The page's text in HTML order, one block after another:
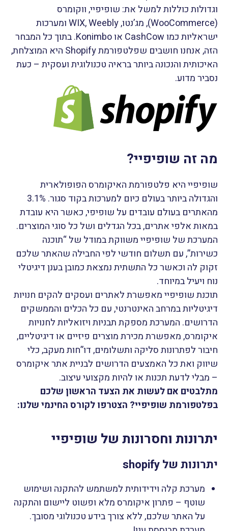
וגדולות כוללות למשל את: שופיפיי, ווקומרס
(WooCommerce), מג’נטו, WIX, Weebly ומערכות
ישראליות כמו CashCow או Konimbo. בתוך כל המבחר
הזה, אנחנו חושבים שפלטפורמת Shopify היא המוצלחת,
האיכותית והנכונה ביותר בראיה טכנולוגית ועסקית – כעת
נסביר מדוע.
מה זה שופיפיי?
שופיפיי היא פלטפורמת האיקומרס הפופולארית
והגדולה ביותר בעולם כיום למערכות בקוד סגור. 3.1%
מהאתרים בעולם עובדים על שופיפי, כאשר היא עובדת
במאות אלפי אתרים, בכל הגדלים ושל כל סוגי המוצרים.
המערכת של שופיפיי משווקת במודל של “תוכנה
כשירות”, עם תשלום חודשי לפי החבילה שהאתר שלכם
זקוק לה וכאשר כל התשתית נמצאת כמובן בענן דיגיטלי
נוח ויעיל במיוחד.
תוכנת שופיפיי מאפשרת לאתרים ועסקים להקים חנויות
דיגיטליות במרחב האינטרנטי, עם כל הכלים והממשקים
הדרושים. המערכת מספקת תבניות ויזואליות לחנויות
איקומרס, מאפשרת מכירת מוצרים פיזיים או דיגיטליים,
חיבור לפתרונות סליקה ותשלומים, דו”חות מעקב, כלי
שיווק ואת כל האמצעים הדרושים לבניית אתר איקומרס
– מבלי לדעת תכנות או להיות מקצועי עיצוב.
מתלבטים אם לעשות את הצעד הראשון שלכם
בפלטפורמת שופיפיי? הצטרפו לקורס החינמי שלנו:
יתרונות וחסרונות של שופיפיי
יתרונות שלshopify
מערכת קלה וידידותית למשתמש להתקנה ושימוש
שוטף – פתרון איקומרס מלא ופשוט ליישום והתקנה
על האתר שלכם, ללא צורך בידע טכנולוגי מסובך.